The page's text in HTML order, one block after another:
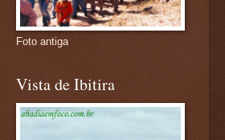
Foto antiga
Vista de Ibitira